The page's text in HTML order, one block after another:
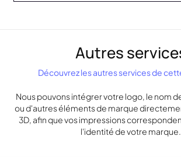
Autres
Découvrez les autres services de
Nous pouvons intégrer votre logo, le nom
ou d'autres éléments de marque
3D, afin que vos impressions
l'identité de votre marque.